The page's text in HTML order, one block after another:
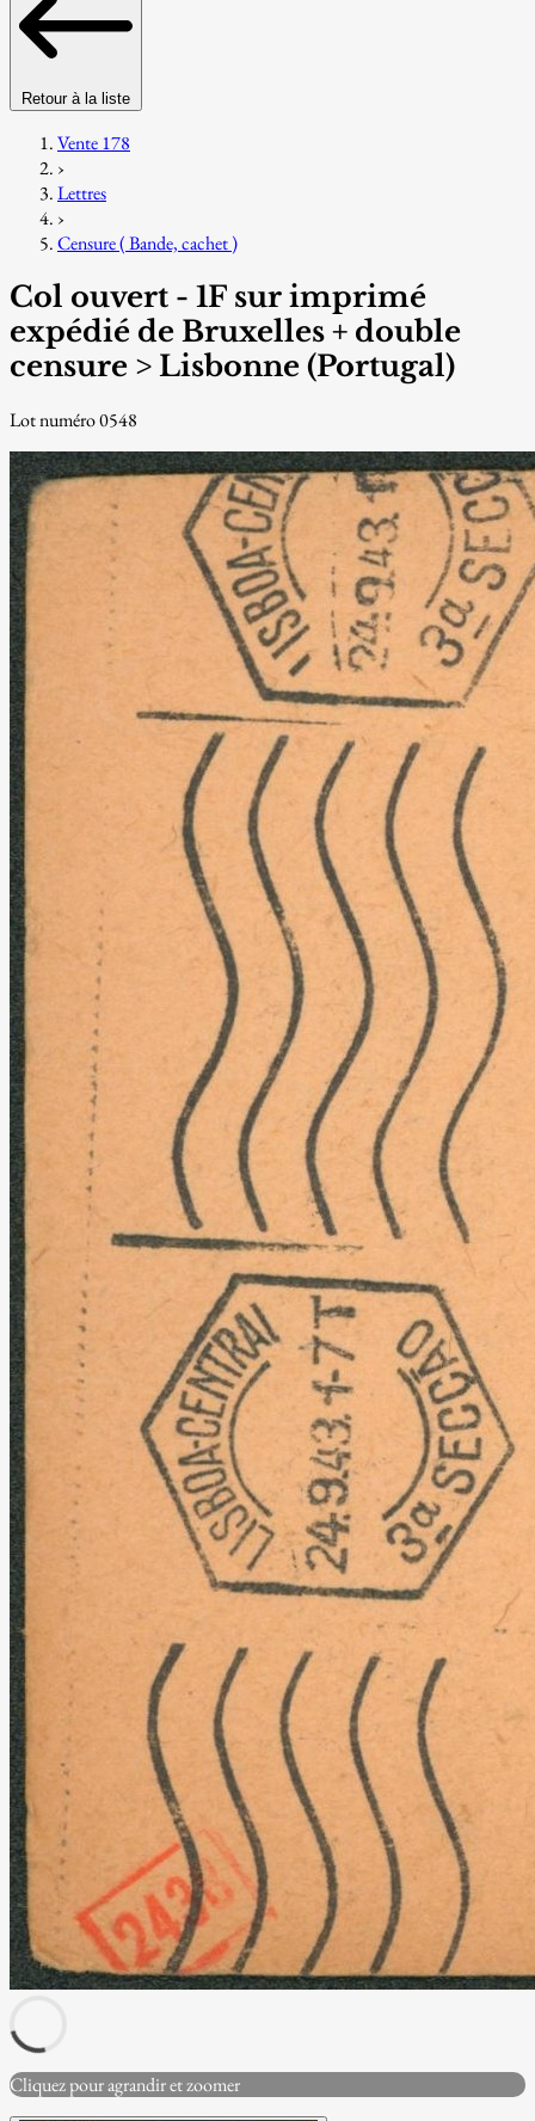
Retour à la liste
Vente 178
›
Lettres
›
Censure ( Bande, cachet )
Col ouvert - 1F sur imprimé
expédié de Bruxelles + double
censure > Lisbonne (Portugal)
Lot numéro 0548
Cliquez pour agrandir et zoomer